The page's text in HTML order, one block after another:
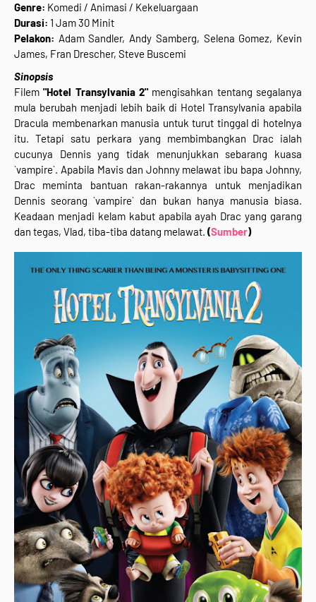
Genre: Komedi / Animasi / Kekeluargaan
Durasi: 1 Jam 30 Minit
Pelakon: Adam Sandler, Andy Samberg, Selena Gomez, Kevin
James, Fran Drescher, Steve Buscemi
Sinopsis
Filem"Hotel Transylvania 2"mengisahkan tentang segalanya
mula berubah menjadi lebih baik di Hotel Transylvania apabila
Dracula membenarkan manusia untuk turut tinggal di hotelnya
itu. Tetapi satu perkara yang membimbangkan Drac ialah
cucunya Dennis yang tidak menunjukkan sebarang kuasa
`vampire`. Apabila Mavis dan Johnny melawat ibu bapa Johnny,
Drac meminta bantuan rakan-rakannya untuk menjadikan
Dennis seorang `vampire` dan bukan hanya manusia biasa.
Keadaan menjadi kelam kabut apabila ayah Drac yang garang
dan tegas, Vlad, tiba-tiba datang melawat. (Sumber)